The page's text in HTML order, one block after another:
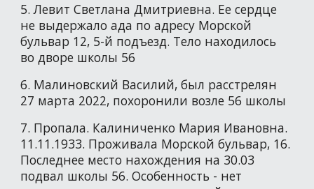
5. Левит Светлана Дмитриевна. Ее сердце
не выдержало ада по адресу Морской
бульвар 12, 5-й подъезд. Тело находилось
во дворе школы 56
6. Малиновский Василий, был расстрелян
27 марта 2022, похоронили возле 56 школы
7. Пропала. Калиниченко Мария Ивановна.
11.11.1933. Проживала Морской бульвар, 16.
Последнее место нахождения на 30.03
подвал школы 56. Особенность - нет